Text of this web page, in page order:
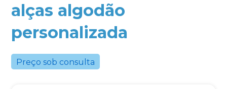
alças algodão
personalizada
Preço sob consulta